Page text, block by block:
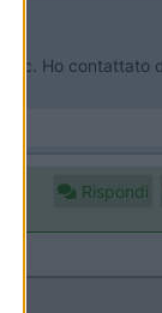
Ho contattato
Rispondi